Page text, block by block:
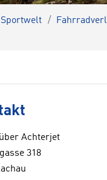
Achterjet
318